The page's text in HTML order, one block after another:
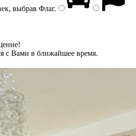
выбрав Флаг.
с Вами в ближайшее время.